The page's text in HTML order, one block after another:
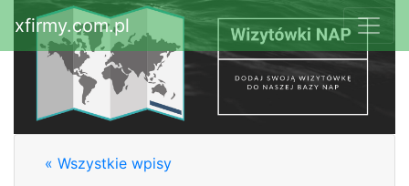
xfirmy.com.pl
« Wszystkie wpisy